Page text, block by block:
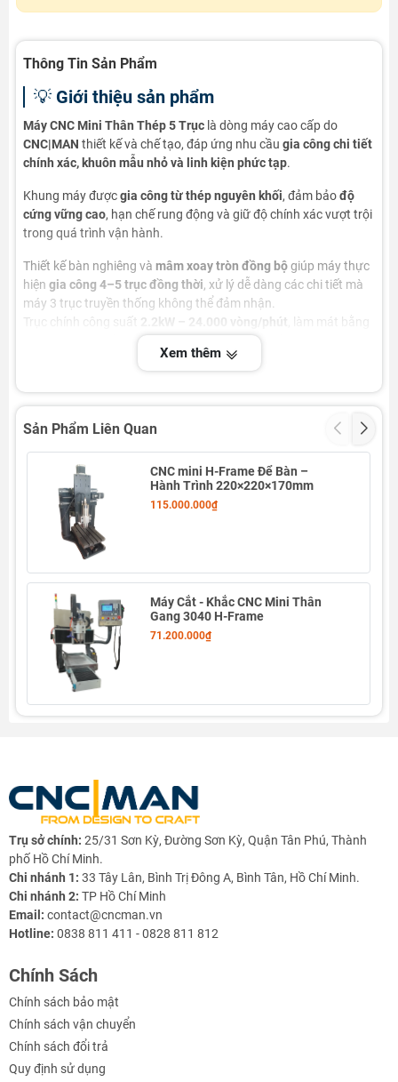
Thông Tin Sản Phẩm
💡 Giới thiệu sản phẩm
Máy CNC Mini Thân Thép 5 Trục là dòng máy cao cấp do
CNC|MAN thiết kế và chế tạo, đáp ứng nhu cầu gia công chi tiết
chính xác, khuôn mẫu nhỏ và linh kiện phức tạp.
Khung máy đượcgia công từ thép nguyên khối, đảm bảođộ
cứng vững cao, hạn chế rung động và giữ độ chính xác vượt trội
trong quá trình vận hành.
Thiết kế bàn nghiêng và mâm xoay tròn đồng bộgiúp máy thực
hiện gia công 4–5 trục đồng thời, xử lý dễ dàng các chi tiết mà
máy 3 trục truyền thống không thể đảm nhận.
Trục chính công suất
2.2kW – 24.000 vòng/phút
, làm mát bằng
bề mặt gia công mịn đẹp và tuổi thọ cao
bộ điều khiển QFS86hiện đại, tương thích nhiều
phần mềm CAM thông dụng nhưFusion 360, PowerMill,
MasterCAM.
THÔNG SỐ KỸ THUẬT
1. Thông tin chính
Model CNCMAN-5A220
Kiểu máy
Máy CNC mini thân thép 3Trục/5 Trục
– bàn nghiêng, có thể hỗ trợ 4–5 trục
Hành trình làm
việc (XYZ)
220 × 160 × 220 mm
Kích thước bàn
320 × 200 mm – mặt bàn T-slot tiêu
Khối lượng máy
Độ chính xác lặp
Xem thêm
Sản Phẩm Liên Quan
CNC mini H-Frame Để Bàn –
Hành Trình 220×220×170mm
115.000.000₫
Máy Cắt - Khắc CNC Mini Thân
Gang 3040 H-Frame
71.200.000₫
Trụ sở chính: 25/31 Sơn Kỳ, Đường Sơn Kỳ, Quận Tân Phú, Thành
phố Hồ Chí Minh.
Chi nhánh 1: 33 Tây Lân, Bình Trị Đông A, Bình Tân, Hồ Chí Minh.
Chi nhánh 2: TP Hồ Chí Minh
Email: contact@cncman.vn
Hotline: 0838 811 411 - 0828 811 812
Chính Sách
Chính sách bảo mật
Chính sách vận chuyển
Chính sách đổi trả
Quy định sử dụng